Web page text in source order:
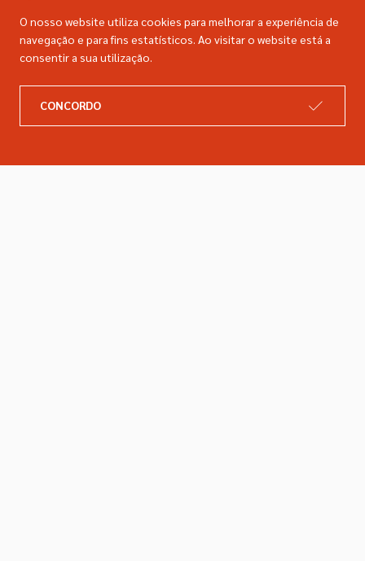
Catálogo
O nosso website utiliza cookies para melhorar a experiência de
navegação e para fins estatísticos. Ao visitar o website está a
consentir a sua utilização.
CONCORDO